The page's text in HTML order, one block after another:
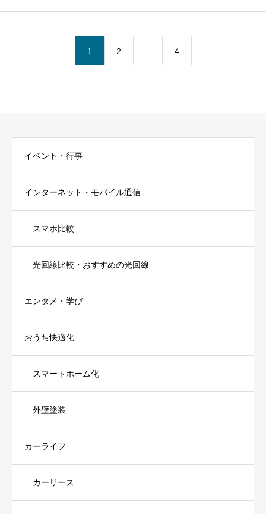
1 2 4
イベント・行事
インターネット・モバイル通信
スマホ比較
光回線比較・おすすめの光回線
エンタメ・学び
おうち快適化
スマートホーム化
外壁塗装
カーライフ
カーリース